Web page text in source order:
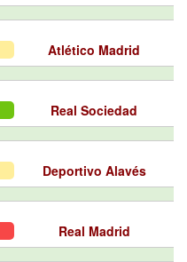
Atlético Madrid
Real Sociedad
Deportivo Alavés
Real Madrid